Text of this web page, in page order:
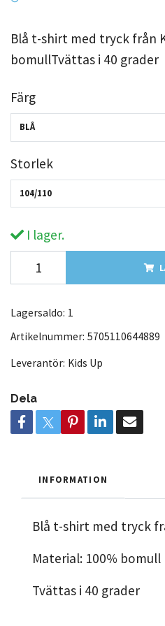
Blå t-shirt med tryck från
bomullTvättas i 40 grader
Färg
BLÅ
Storlek
104/110
I lager.
Lagersaldo: 1
Artikelnummer: 5705110644889
Leverantör: Kids Up
Dela
INFORMATION
Blå t-shirt med tryck
Material: 100% bomull
Tvättas i 40 grader